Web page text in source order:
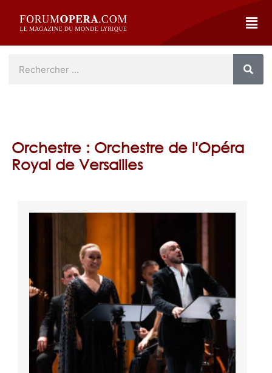
Orchestre : Orchestre de l'Opéra
Royal de Versailles